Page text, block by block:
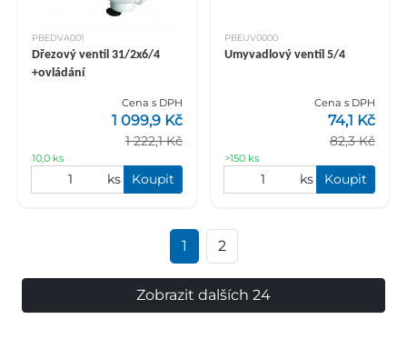
PBEDVA001
Dřezový ventil 31/2x6/4
+ovládání
Cena s DPH
1 222,1 Kč
1 099,9 Kč
10,0 ks
ks Koupit
PBEUV0000
Umyvadlový ventil 5/4
Cena s DPH
82,3 Kč
74,1 Kč
>150 ks
ks Koupit
1 2
Zobrazit dalších 24